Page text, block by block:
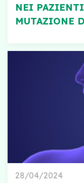
NEI
MUTAZIONE
28/04/2024